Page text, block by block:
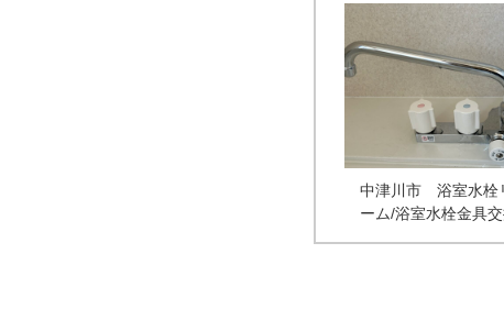
中津川市 浴室水栓
ーム/浴室水栓金具